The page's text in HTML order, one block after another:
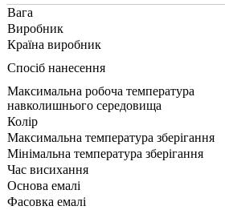
Вага
Виробник
Країна виробник
Спосіб нанесення
Максимальна робоча температура
навколишнього середовища
Колір
Максимальна температура зберігання
Мінімальна температура зберігання
Час висихання
Основа емалі
Фасовка емалі